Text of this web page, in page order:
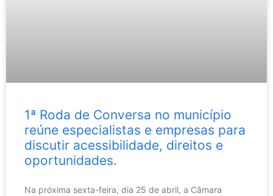
1ª Roda de Conversa no município
reúne especialistas e empresas para
discutir acessibilidade, direitos e
oportunidades.
Na próxima sexta-feira, dia 25 de abril, a Câmara